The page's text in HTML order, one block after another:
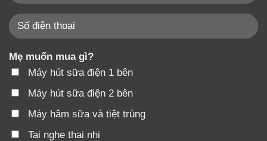
Mẹ muốn mua gì?
Máy hút sữa điện 1 bên
Máy hút sữa điện 2 bên
Máy hâm sữa và tiệt trùng
Tai nghe thai nhi